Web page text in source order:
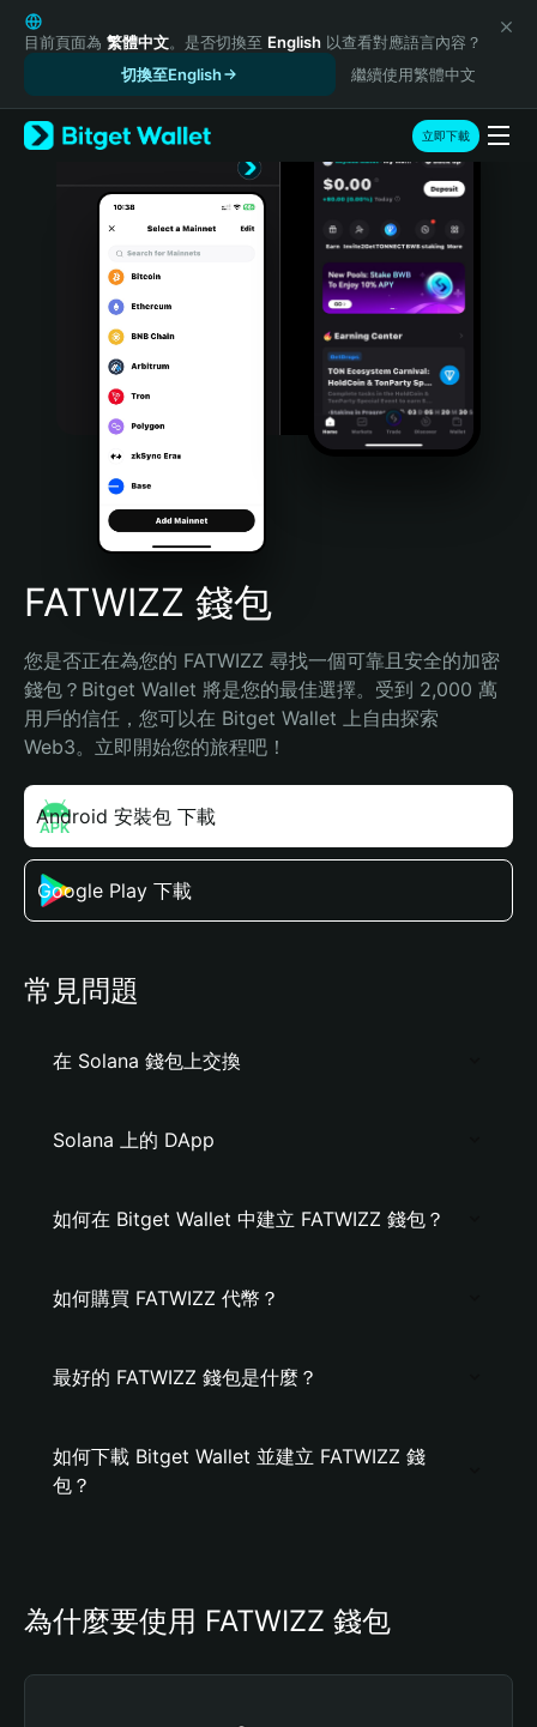
English
日本語
Русский
Español (Latinoamérica)
Türkçe
Português (Portugal)
Bahasa Indonesia
Português (Brasil)
Español (Argentina)
目前頁面為 繁體中文。是否切換至 English 以查看對應語言內容？
切換至English
繼續使用繁體中文
立即下載
FATWIZZ 錢包
您是否正在為您的 FATWIZZ 尋找一個可靠且安全的加密
錢包？Bitget Wallet 將是您的最佳選擇。受到 2,000 萬
用戶的信任，您可以在 Bitget Wallet 上自由探索
Web3。立即開始您的旅程吧！
Android 安裝包 下載
Google Play 下載
常見問題
在 Solana 錢包上交換
Solana 上的 DApp
如何在 Bitget Wallet 中建立 FATWIZZ 錢包？
如何購買 FATWIZZ 代幣？
最好的 FATWIZZ 錢包是什麼？
如何下載 Bitget Wallet 並建立 FATWIZZ 錢
包？
為什麼要使用 FATWIZZ 錢包